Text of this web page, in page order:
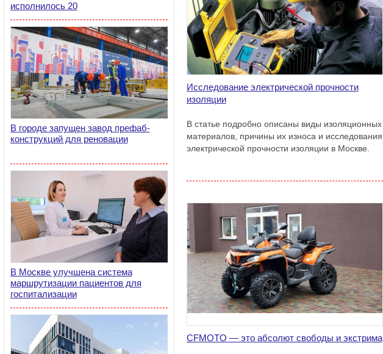
исполнилось 20
В городе запущен завод префаб-
конструкций для реновации
В Москве улучшена система
маршрутизации пациентов для
госпитализации
Исследование электрической прочности
изоляции
В статье подробно описаны виды изоляционных
материалов, причины их износа и исследования
электрической прочности изоляции в Москве.
CFMOTO — это абсолют свободы и экстрима